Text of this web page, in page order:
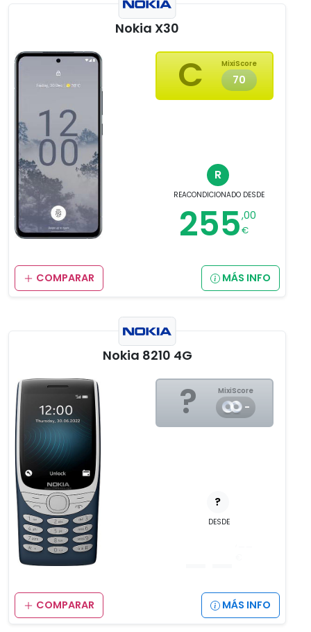
Nokia X30
C MixiScore
70
R
REACONDICIONADO DESDE
255,00
€
COMPARAR MÁS INFO
Nokia 8210 4G
? MixiScore
-
?
DESDE
COMPARAR MÁS INFO